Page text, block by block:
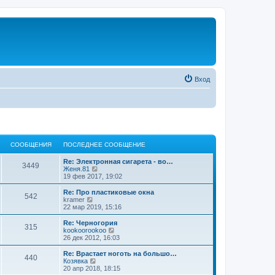
Вход
СООБЩЕНИЯ ПОСЛЕДНЕЕ СООБЩЕНИЕ
3449
Re: Электронная сигарета - во…
Женя.81
е
р
е
т
и
п
о
с
е
н
19 фев 2017, 19:02
542
Re: Про пластиковые окна
kramer
е
р
е
й
т
п
о
с
22 мар 2019, 15:16
315
Re: Черногория
kookoorookoo
е
р
е
т
26 дек 2012, 16:03
440
Re: Врастает ноготь на большо…
Козявка
е
20 апр 2018, 18:15